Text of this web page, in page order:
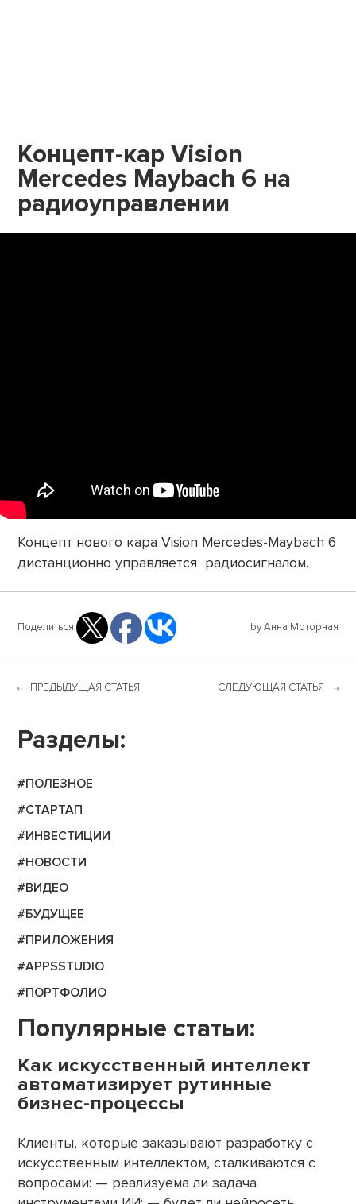
Концепт-кар Vision
Mercedes Maybach 6 на
радиоуправлении
Концепт нового кара Vision Mercedes-Maybach 6
дистанционно управляется радиосигналом.
Поделиться by Анна Моторная
ПРЕДЫДУЩАЯ СТАТЬЯ СЛЕДУЮЩАЯ СТАТЬЯ
Разделы:
#ПОЛЕЗНОЕ
#СТАРТАП
#ИНВЕСТИЦИИ
#НОВОСТИ
#ВИДЕО
#БУДУЩЕЕ
#ПРИЛОЖЕНИЯ
#APPSSTUDIO
#ПОРТФОЛИО
Популярные статьи:
Как искусственный интеллект
автоматизирует рутинные
бизнес-процессы
Клиенты, которые заказывают разработку с
искусственным интеллектом, сталкиваются с
вопросами: — реализуема ли задача